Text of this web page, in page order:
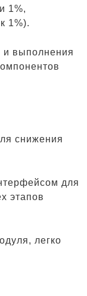
1%,
1%).
и выполнения
снижения
для
этапов
легко